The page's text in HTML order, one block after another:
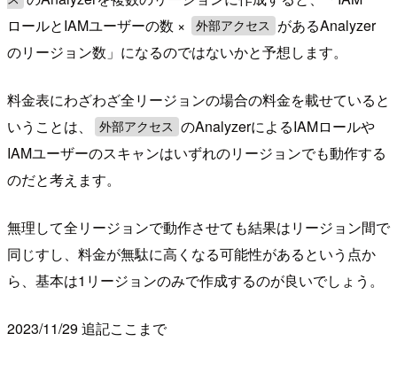
ロールとIAMユーザーの数 ×
外部アクセス
があるAnalyzer
のリージョン数」になるのではないかと予想します。
料金表にわざわざ全リージョンの場合の料金を載せていると
いうことは、
外部アクセス
のAnalyzerによるIAMロールや
IAMユーザーのスキャンはいずれのリージョンでも動作する
のだと考えます。
無理して全リージョンで動作させても結果はリージョン間で
同じすし、料金が無駄に高くなる可能性があるという点か
ら、基本は1リージョンのみで作成するのが良いでしょう。
2023/11/29 追記ここまで